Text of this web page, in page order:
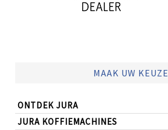
MAAK UW KEUZE
ONTDEK JURA
JURA KOFFIEMACHINES